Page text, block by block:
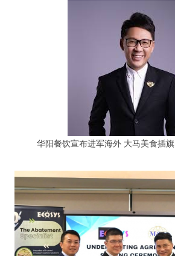
华阳餐饮宣布进军海外 大马美食插